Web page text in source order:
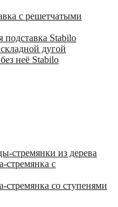
с решетчатыми
подставка Stabilo
дугой
неё Stabilo
стремянки из дерева
стремянка с
стремянка со ступенями